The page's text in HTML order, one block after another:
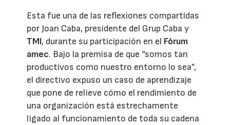
Esta fue una de las reflexiones compartidas
por Joan Caba, presidente del Grup Caba y
TMI, durante su participación en el Fórum
amec. Bajo la premisa de que “somos tan
productivos como nuestro entorno lo sea”,
el directivo expuso un caso de aprendizaje
que pone de relieve cómo el rendimiento de
una organización está estrechamente
ligado al funcionamiento de toda su cadena